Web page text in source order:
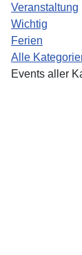
Veranstaltung
Wichtig
Ferien
Alle
Events aller